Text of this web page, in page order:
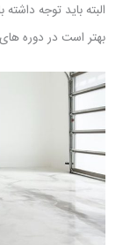
البته باید توجه
بهتر است در دوره